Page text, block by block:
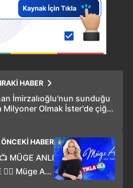
HABER
İmirzalıoğlu'nun sunduğu
Milyoner Olmak İster'de çiğ
ÖNCEKİ HABER
MÜGE ANLI
🕵️‍♀ Müge Anlı